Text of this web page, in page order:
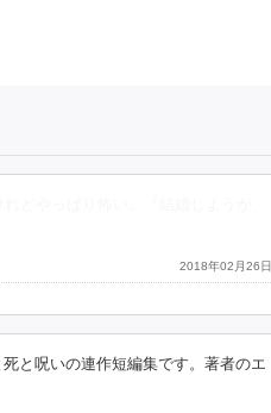
2018年02月26日
と呪いの連作短編集です。著者のエ